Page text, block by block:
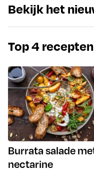
Bekijk het
Top 4 recepten
Burrata salade
nectarine